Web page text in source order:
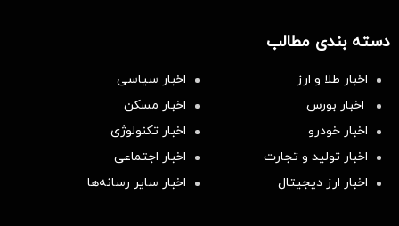
دسته بندی مطالب
اخبار طلا و ارز
اخبار سیاسی
اخبار بورس
اخبار مسکن
اخبار خودرو
اخبار تکنولوژی
اخبار تولید و تجارت
اخبار اجتماعی
اخبار ارز دیجیتال
اخبار سایر رسانه‌‌ها